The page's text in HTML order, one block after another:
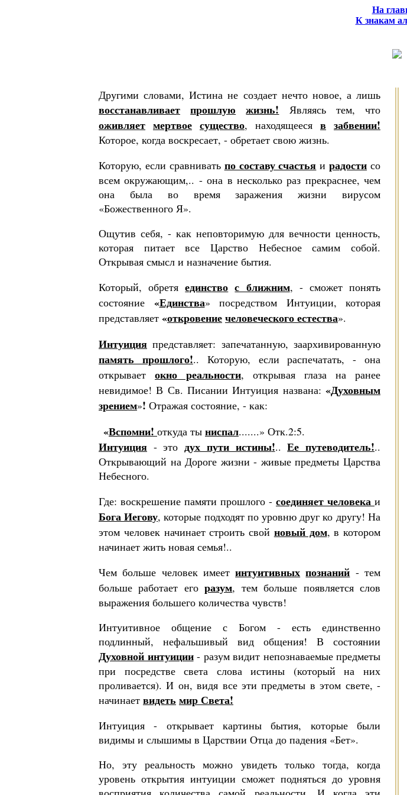
На
К знакам
Другими словами, Истина не создает нечто новое, а лишь
восстанавливает прошлую жизнь! Яв­ляясь тем, что
оживляет мертвое существо, на­ходящееся в забвении!
Которое, когда воскре­са­ет, - обретает свою жизнь.
Которую, если сравнивать по составу счастья ирадости со
всем окружающим,.. - она в нес­колько раз прекраснее, чем
она была во время за­ражения жизни вирусом
«Божественного Я».
Ощутив себя, - как неповторимую для вечности ценность,
которая питает все Царство Небесное са­мим собой.
Открывая смысл и назначение бытия.
Который, обретяединство с ближним, - смо­жет понять
состояние «Единства» посредством Интуиции, которая
представляет «откровениече­ловеческого естества».
Интуиция представляет: запечатанную, заар­хивированную
память прошлого!.. Которую, если распечатать, - она
открывает
окно реаль­ности, открывая глаза на ранее
невидимое! В Св. Писании Интуиция названа: «Духовным
зрени­ем»! Отражая состояние, - как:
«Вспомни! откуда ты ниспал.......» Отк.2:5.
Интуиция - этодух пути истины!.. Ее путево­дитель!..
Открывающий на Дороге жизни - жи­вые предметы Царства
Небесного.
Где: воскрешение памяти прошлого - соединя­ет человека и
Бога Иегову, которые подходят по уровню друг ко другу! На
этом человек начи­нает строить свой новый дом, в котором
начина­ет жить новая семья!..
Чем больше человек имеетинтуитивных поз­наний - тем
больше работает егоразум, тем больше появляется слов
выражения большего ко­личества чувств!
Интуитивное общение с Богом - есть единствен­но
подлинный, нефальшивый вид общения! В сос­тоянии
Духовной интуиции- разум видит не­познаваемые предметы
при посредстве света сло­ва истины (который на них
проливается). И он, видя все эти предметы в этом свете, -
начинает видеть мир Света!
Интуиция - открывает картины бытия, которые были
видимы и слышимы в Царствии Отца до падения «Бет».
Но, эту реальность можно увидеть только тогда, когда
уровень открытия интуиции сможет под­няться до уровня